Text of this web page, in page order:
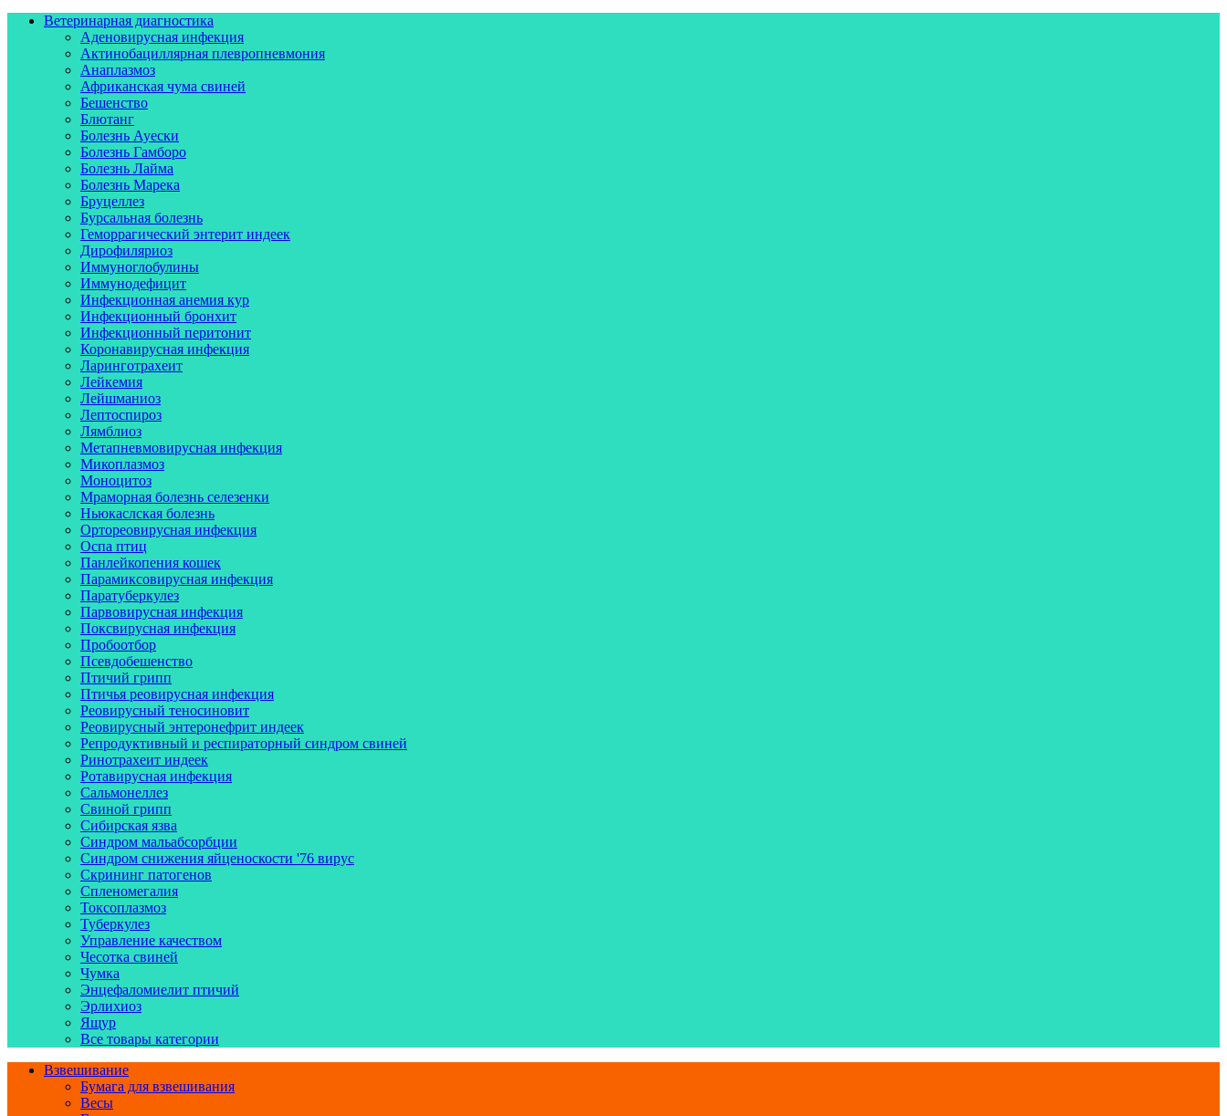
Ветеринарная диагностика
Аденовирусная инфекция
Актинобациллярная плевропневмония
Анаплазмоз
Африканская чума свиней
Бешенство
Блютанг
Болезнь Ауески
Болезнь Гамборо
Болезнь Лайма
Болезнь Марека
Бруцеллез
Бурсальная болезнь
Геморрагический энтерит индеек
Дирофиляриоз
Иммуноглобулины
Иммунодефицит
Инфекционная анемия кур
Инфекционный бронхит
Инфекционный перитонит
Коронавирусная инфекция
Ларинготрахеит
Лейкемия
Лейшманиоз
Лептоспироз
Лямблиоз
Метапневмовирусная инфекция
Микоплазмоз
Моноцитоз
Мраморная болезнь селезенки
Ньюкаслская болезнь
Ортореовирусная инфекция
Оспа птиц
Панлейкопения кошек
Парамиксовирусная инфекция
Паратуберкулез
Парвовирусная инфекция
Поксвирусная инфекция
Пробоотбор
Псевдобешенство
Птичий грипп
Птичья реовирусная инфекция
Реовирусный теносиновит
Реовирусный энтеронефрит индеек
Репродуктивный и респираторный синдром свиней
Ринотрахеит индеек
Ротавирусная инфекция
Сальмонеллез
Свиной грипп
Сибирская язва
Синдром мальабсорбции
Синдром снижения яйценоскости '76 вирус
Скрининг патогенов
Спленомегалия
Токсоплазмоз
Туберкулез
Управление качеством
Чесотка свиней
Чумка
Энцефаломиелит птичий
Эрлихиоз
Ящур
Все товары категории
Взвешивание
Бумага для взвешивания
Весы